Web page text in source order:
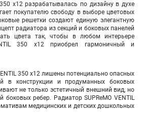
х12 разрабатывалась по дизайну в духе
покупателю свободу в выборе цветовых
решетки создают единую элегантную
радиатора из секций и боковых панелей
цвета так, чтобы в любом интерьере
350 х12 приобрел гармоничный и
350 х12 лишены потенциально опасных
в конструкции и продуманных боковых
не только эстетичный внешний вид, но
боковых ребер. Радиатор SUPReMO VENTIL
медицинских и детских дошкольных